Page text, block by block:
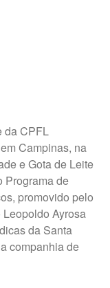
E VALORES
Transparência
Maternidade Gota
da CPFL
Campinas, na
e Gota de Leite
Programa de
promovido pelo
Ayrosa
da Santa
companhia de